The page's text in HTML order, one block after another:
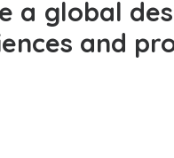
a global
and